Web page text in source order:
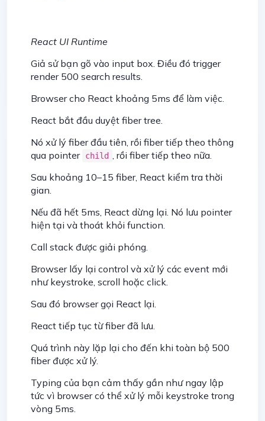
React UI Runtime
Giả sử bạn gõ vào input box. Điều đó trigger
render 500 search results.
Browser cho React khoảng 5ms để làm việc.
React bắt đầu duyệt fiber tree.
Nó xử lý fiber đầu tiên, rồi fiber tiếp theo thông
qua pointer child
, rồi fiber tiếp theo nữa.
Sau khoảng 10–15 fiber, React kiểm tra thời
gian.
Nếu đã hết 5ms, React dừng lại. Nó lưu pointer
hiện tại và thoát khỏi function.
Call stack được giải phóng.
Browser lấy lại control và xử lý các event mới
như keystroke, scroll hoặc click.
Sau đó browser gọi React lại.
React tiếp tục từ fiber đã lưu.
Quá trình này lặp lại cho đến khi toàn bộ 500
fiber được xử lý.
Typing của bạn cảm thấy gần như ngay lập
tức vì browser có thể xử lý mỗi keystroke trong
vòng 5ms.